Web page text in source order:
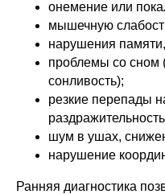
онемение или
мышечную
нарушения
проблемы со сном
сонливость);
резкие перепады
шум в ушах,
нарушение
Ранняя диагностика
Оставьте
консультацию